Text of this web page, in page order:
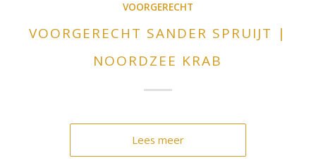
VOORGERECHT
VOORGERECHT SANDER SPRUIJT |
NOORDZEE KRAB
Lees meer